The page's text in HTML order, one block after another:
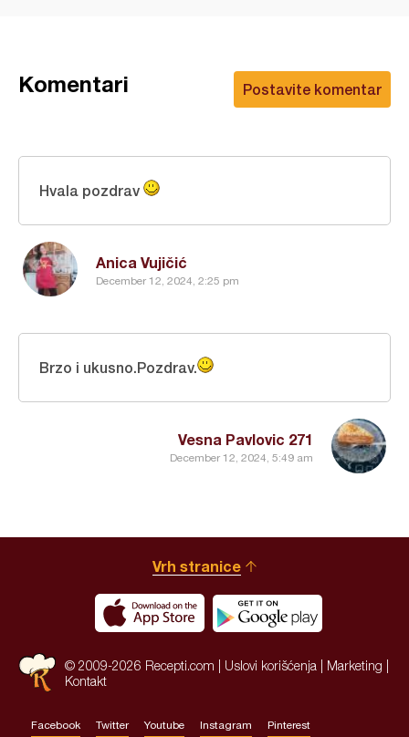
Postavite komentar
Komentari
Anica Vujičić
December 12, 2024, 2:25 pm
Hvala pozdrav
Vesna Pavlovic 271
December 12, 2024, 5:49 am
Brzo i ukusno.Pozdrav.
Vrh stranice
© 2009-2026 Recepti.com | Uslovi korišćenja Marketing
Kontakt
Facebook Twitter Youtube Instagram Pinterest